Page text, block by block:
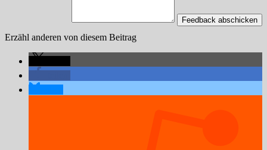
Feedback abschicken
Erzähl anderen von diesem Beitrag